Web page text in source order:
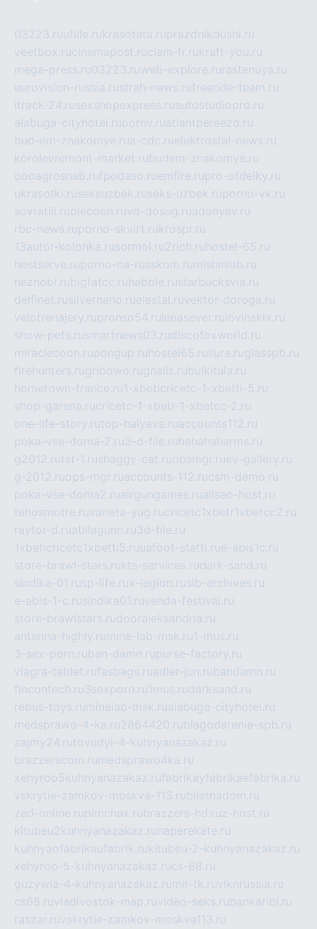
03223.ruufille.rukrasotata.ruprazdnikdushi.ru
veetbox.rucinemapost.ruciam-fr.rukraft-you.ru
mega-press.ru03223.ruweb-explore.ru rastenuya.ru
eurovision-russia.rustrah-news.rufreeride-team.ru
itrack-24.rusexshopexpress.ruautostudiopro.ru
alabuga-cityhotel.rupornv.ruatlantpereezd.ru
bud-em-znakomye.rua-cdc.ruelektrostal-news.ru
korolevremont-market.rubudem-znakomye.ru
oooagrosnab.rufpodaso.ruemfire.rupro-otdelky.ru
ukrasotki.ruseksuzbek.ruseks-uzbek.ruporno-vk.ru
sovratili.ruolecoon.ruvd-dosug.ruadonyev.ru
rbc-news.ruporno-skvirt.rukrospr.ru
13autor-kolonka.rusormol.ru2rich.ru hostel-65.ru
hostserve.ruporno-na-russkom.ru mishinlab.ru
neznobi.rubigfatcc.ru habble.rustarbucksvia.ru
delfinet.rusilvernano.ruelestal.ruvektor-doroga.ru
velotrenajery.rupronso54.ru lenasever.ru lovinskix.ru
show-pets.rusmartnews03.rudiscofoxworld.ru
miraclecoon.rupongup.ru hostel65.ru liura.ruglasspb.ru
firehunters.rugribowo.rugnalis.rubulkitula.ru
hometown-france.ru1-xbeticricetc-1-xbetti-5.ru
shop-garena.rucricetc-1-xbetr-1-xbetcc-2.ru
one-life-story.rutop-halyava.ruaccounts112.ru
poka-vse-doma-2.ru3-d-file.ru hahahaharms.ru
g2012.rutst-1.rushaggy-cat.ruopsmgr.ruev-gallery.ru
g-2012.ruops-mgr.ruaccounts-112.rucsm-demo.ru
poka-vse-doma2.ruairgungames.ruallseo-host.ru
tehosmotre.ruvarieta-yug.rucricetc1xbetr1xbetcc2.ru
raytor-d.ruatillagunn.ru3d-file.ru
1xbeticricetc1xbetti5.ruuafoot-statti.rue-abis1c.ru
store-brawl-stars.rukts-services.rudark-sand.ru
sindika-01.rusp-life.rux-legion.rusib-archives.ru
e-abis-1-c.rusindika01.ruvenda-festival.ru
store-brawlstars.rudooraleksandria.ru
antenna-highly.ru mine-lab-msk.ru1-mus.ru
3-sex-porn.ruban-damn.rupurse-factory.ru
viagra-tablet.rufasbags.ruadler-jun.rubandamn.ru
fincontech.ru3sexporn.ru1mus.rudarksand.ru
rebus-toys.ru minelab-msk.rualabuga-cityhotel.ru
medsprawo-4-ka.ru2864420.rublagodarenie-spb.ru
zajmy24.rutovudyi-4-kuhnyanazakaz.ru
brazzerscom.ru medsprawo4ka.ru
xehyroo5kuhnyanazakaz.rufabrikayfabrikaefabrika.ru
vskrytie-zamkov-moskva-113.rubiletnadom.ru
zed-online.rupimchax.rubrazzers-hd.ruz-host.ru
kitubeu2kuhnyanazakaz.ru naperekate.ru
kuhnyaofabrikaufabrik.rukitubeu-2-kuhnyanazakaz.ru
xehyroo-5-kuhnyanazakaz.rucs-68.ru
guzywia-4-kuhnyanazakaz.ru mir-tk.ruvlknrussia.ru
cs68.ruvladivostok-map.ruvideo-seks.rubankaribi.ru
raszar.ruvskrytie-zamkov-moskva113.ru